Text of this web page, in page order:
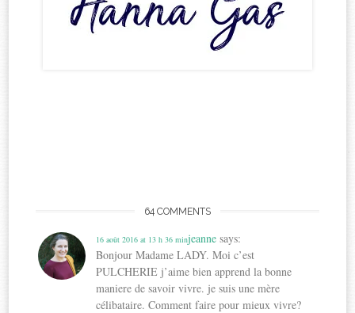
64 COMMENTS
jeanne says:
16 août 2016 at 13 h 36 min
Bonjour Madame LADY. Moi c’est
PULCHERIE j’aime bien apprend la bonne
maniere de savoir vivre. je suis une mère
célibataire. Comment faire pour mieux vivre?